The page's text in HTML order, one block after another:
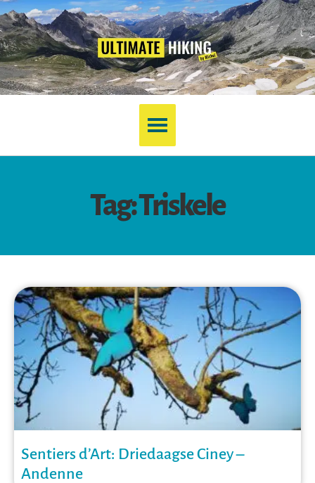
Tag: Triskele
Sentiers d’Art: Driedaagse Ciney –
Andenne